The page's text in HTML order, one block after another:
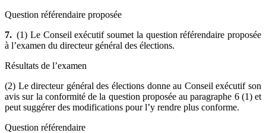
Question référendaire proposée
7. (1) Le Conseil exécutif soumet la question référendaire proposée
à l’examen du directeur général des élections.
Résultats de l’examen
(2) Le directeur général des élections donne au Conseil exécutif son
avis sur la conformité de la question proposée au paragraphe 6 (1) et
peut suggérer des modifications pour l’y rendre plus conforme.
Question référendaire